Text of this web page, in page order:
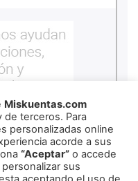
Miskuentas.com
de terceros. Para
personalizadas online
acorde a sus
“Aceptar” o accede
sus